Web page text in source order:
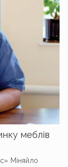
меблів
Міняйло